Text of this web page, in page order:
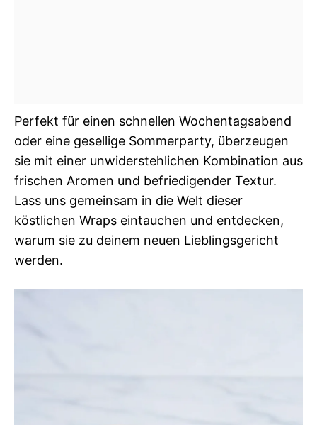
Perfekt für einen schnellen Wochentagsabend
oder eine gesellige Sommerparty, überzeugen
sie mit einer unwiderstehlichen Kombination aus
frischen Aromen und befriedigender Textur.
Lass uns gemeinsam in die Welt dieser
köstlichen Wraps eintauchen und entdecken,
warum sie zu deinem neuen Lieblingsgericht
werden.